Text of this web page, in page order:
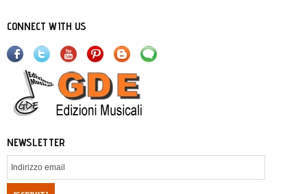
CONNECT WITH US
NEWSLETTER